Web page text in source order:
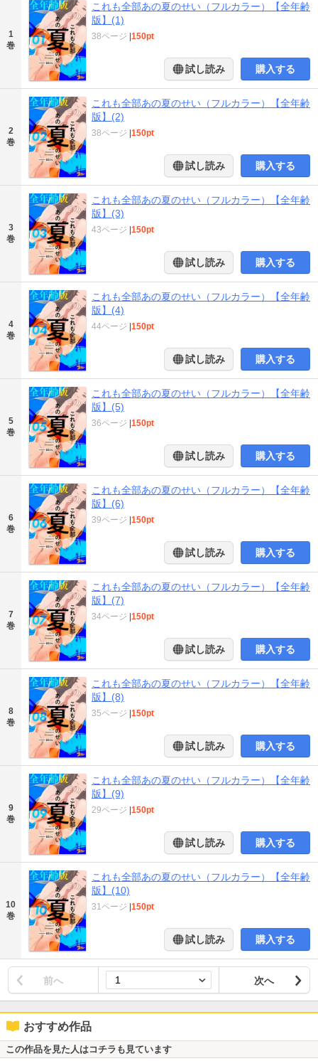
1
巻
これも全部あの夏のせい（フルカラー）【全年齢
版】(1)
38ページ 150pt
試し読み 購入する
2
巻
これも全部あの夏のせい（フルカラー）【全年齢
版】(2)
38ページ 150pt
試し読み 購入する
3
巻
これも全部あの夏のせい（フルカラー）【全年齢
版】(3)
43ページ 150pt
試し読み 購入する
4
巻
これも全部あの夏のせい（フルカラー）【全年齢
版】(4)
44ページ 150pt
試し読み 購入する
5
巻
これも全部あの夏のせい（フルカラー）【全年齢
版】(5)
36ページ 150pt
試し読み 購入する
6
巻
これも全部あの夏のせい（フルカラー）【全年齢
版】(6)
39ページ 150pt
試し読み 購入する
7
巻
これも全部あの夏のせい（フルカラー）【全年齢
版】(7)
34ページ 150pt
試し読み 購入する
8
巻
これも全部あの夏のせい（フルカラー）【全年齢
版】(8)
35ページ 150pt
試し読み 購入する
9
巻
これも全部あの夏のせい（フルカラー）【全年齢
版】(9)
29ページ 150pt
試し読み 購入する
10
巻
これも全部あの夏のせい（フルカラー）【全年齢
版】(10)
31ページ 150pt
試し読み 購入する
前へ 次へ
おすすめ作品
この作品を見た人はコチラも見ています